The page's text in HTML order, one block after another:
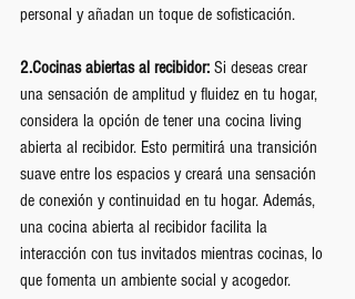
personal y añadan un toque de sofisticación.
2.Cocinas abiertas al recibidor: Si deseas crear
una sensación de amplitud y fluidez en tu hogar,
considera la opción de tener una cocina living
abierta al recibidor. Esto permitirá una transición
suave entre los espacios y creará una sensación
de conexión y continuidad en tu hogar. Además,
una cocina abierta al recibidor facilita la
interacción con tus invitados mientras cocinas, lo
que fomenta un ambiente social y acogedor.